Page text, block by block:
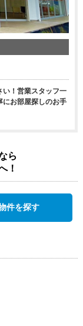
い！営業スタッフ一
にお部屋探しのお手
ら
！
件を探す